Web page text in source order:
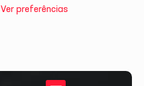
Ver preferências